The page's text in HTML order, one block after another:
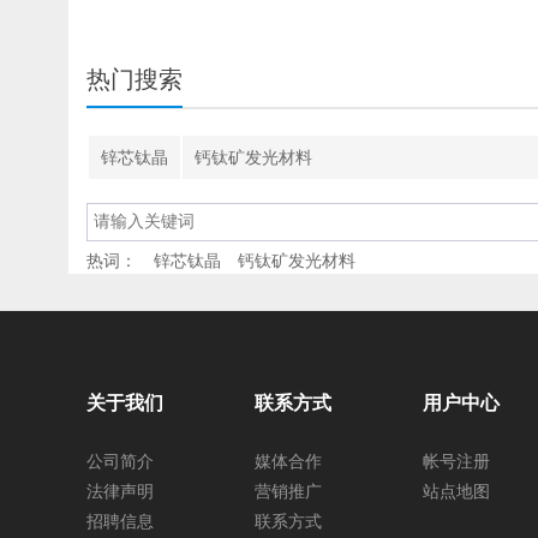
热门搜索
锌芯钛晶 钙钛矿发光材料
热词： 锌芯钛晶 钙钛矿发光材料
关于我们
公司简介
法律声明
招聘信息
联系方式
媒体合作
营销推广
联系方式
用户中心
帐号注册
站点地图